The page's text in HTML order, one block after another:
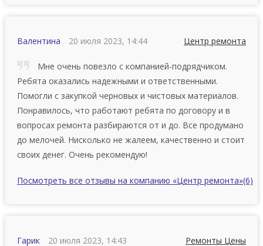
Валентина 20 июля 2023, 14:44 Центр ремонта
Мне очень повезло с компанией-подрядчиком.
Ребята оказались надежными и ответственными.
Помогли с закупкой черновых и чистовых материалов.
Понравилось, что работают ребята по договору и в
вопросах ремонта разбираются от и до. Все продумано
до мелочей. Нисколько не жалеем, качественно и стоит
своих денег. Очень рекомендую!
Посмотреть все отзывы на компанию «Центр ремонта»(6)
Гарик 20 июля 2023, 14:43 Ремонты Цены